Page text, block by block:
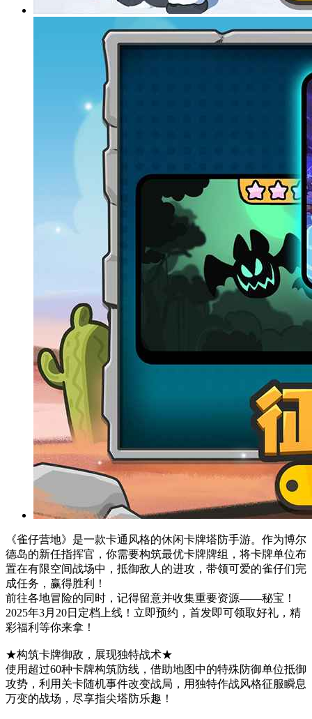
《雀仔营地》是一款卡通风格的休闲卡牌塔防手游。作为博尔
德岛的新任指挥官，你需要构筑最优卡牌牌组，将卡牌单位布
置在有限空间战场中，抵御敌人的进攻，带领可爱的雀仔们完
成任务，赢得胜利！
前往各地冒险的同时，记得留意并收集重要资源——秘宝！
2025年3月20日定档上线！立即预约，首发即可领取好礼，精
彩福利等你来拿！
★构筑卡牌御敌，展现独特战术★
使用超过60种卡牌构筑防线，借助地图中的特殊防御单位抵御
攻势，利用关卡随机事件改变战局，用独特作战风格征服瞬息
万变的战场，尽享指尖塔防乐趣！